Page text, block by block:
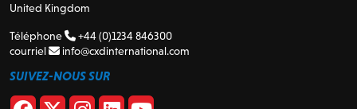
United Kingdom
Téléphone
+44 (0)1234 846300
courriel
info@cxdinternational.com
SUIVEZ-NOUS SUR